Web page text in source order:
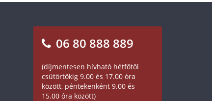
06 80 888 889
(díjmentesen hívható hétfőtől
csütörtökig 9.00 és 17.00 óra
között, péntekenként 9.00 és
15.00 óra között)